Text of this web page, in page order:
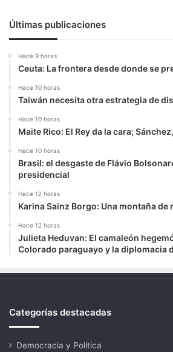
Últimas publicaciones
Hace 9 horas
Ceuta: La frontera desde donde se
Hace 10 horas
Taiwán necesita otra estrategia de
Hace 10 horas
Maite Rico: El Rey da la cara;
Hace 10 horas
Brasil: el desgaste de Flávio
presidencial
Hace 12 horas
Karina Sainz Borgo: Una montaña de
Hace 12 horas
Julieta Heduvan: El camaleón
Colorado paraguayo y la diplomacia
Categorías destacadas
Democracia y Política